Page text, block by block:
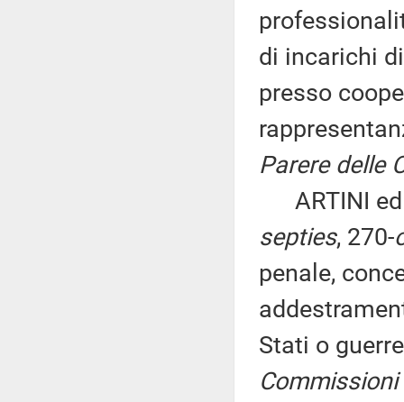
di incarichi
presso
Parere delle
ARTINI ed
septies, 270-
penale,
Stati o
Commissioni